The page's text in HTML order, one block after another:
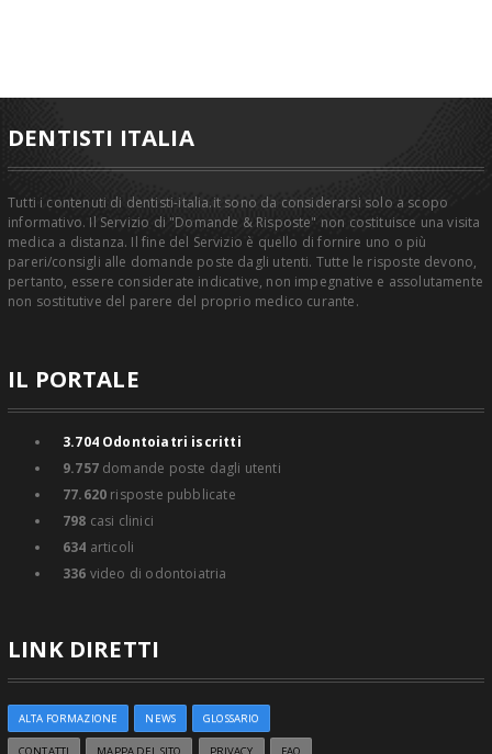
DENTISTI ITALIA
Tutti i contenuti di dentisti-italia.it sono da considerarsi solo a scopo
informativo. Il Servizio di "Domande & Risposte" non costituisce una visita
medica a distanza. Il fine del Servizio è quello di fornire uno o più
pareri/consigli alle domande poste dagli utenti. Tutte le risposte devono,
pertanto, essere considerate indicative, non impegnative e assolutamente
non sostitutive del parere del proprio medico curante.
IL PORTALE
3.704Odontoiatri iscritti
9.757domande poste dagli utenti
77.620 risposte pubblicate
798 casi clinici
634 articoli
336 video di odontoiatria
LINK DIRETTI
ALTA FORMAZIONE NEWS GLOSSARIO